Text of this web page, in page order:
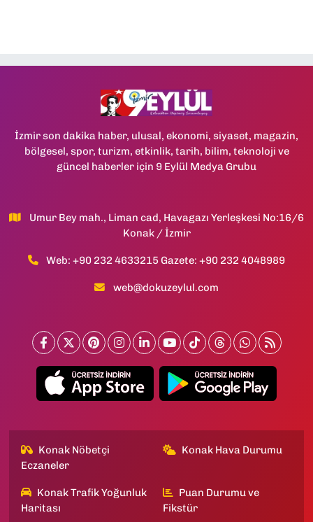
İzmir son dakika haber, ulusal, ekonomi, siyaset, magazin,
bölgesel, spor, turizm, etkinlik, tarih, bilim, teknoloji ve
güncel haberler için 9 Eylül Medya Grubu
Umur Bey mah., Liman cad, Havagazı Yerleşkesi No:16/6
Konak / İzmir
Web: +90 232 4633215 Gazete: +90 232 4048989
web@dokuzeylul.com
Konak Nöbetçi
Eczaneler
Konak Hava Durumu
Konak Trafik Yoğunluk
Haritası
Puan Durumu ve
Fikstür